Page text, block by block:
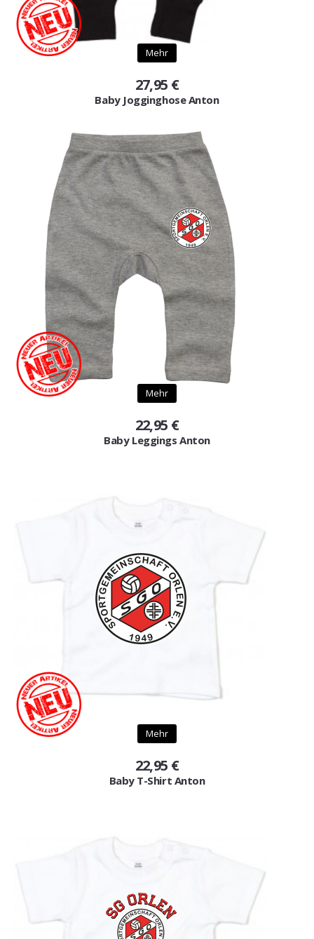
Gutscheine
Jogging & Shorts
KONFIGURATOR
Mehr
27,95 €
Baby Jogginghose Anton
Mehr
22,95 €
Baby Leggings Anton
Mehr
22,95 €
Baby T-Shirt Anton